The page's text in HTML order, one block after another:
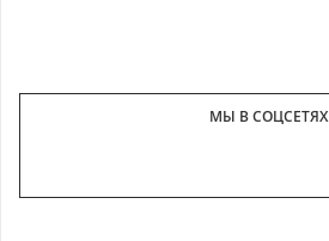
МЫ В СОЦСЕТЯХ